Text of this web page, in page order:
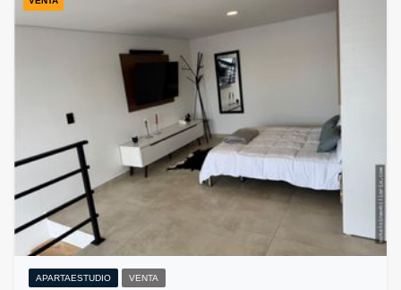
APARTAESTUDIO VENTA